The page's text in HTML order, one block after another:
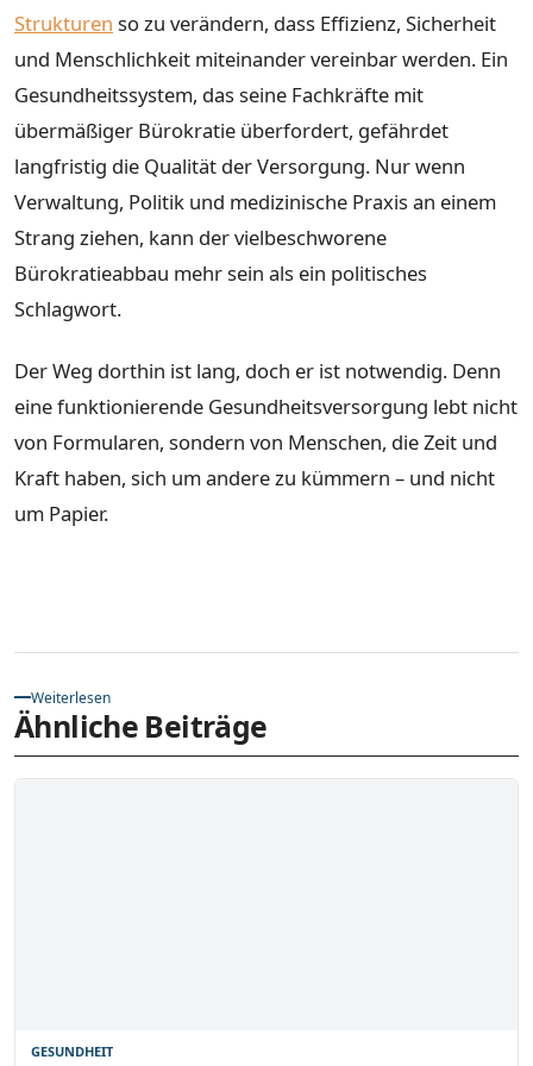
Strukturen so zu verändern, dass Effizienz, Sicherheit
und Menschlichkeit miteinander vereinbar werden. Ein
Gesundheitssystem, das seine Fachkräfte mit
übermäßiger Bürokratie überfordert, gefährdet
langfristig die Qualität der Versorgung. Nur wenn
Verwaltung, Politik und medizinische Praxis an einem
Strang ziehen, kann der vielbeschworene
Bürokratieabbau mehr sein als ein politisches
Schlagwort.
Der Weg dorthin ist lang, doch er ist notwendig. Denn
eine funktionierende Gesundheitsversorgung lebt nicht
von Formularen, sondern von Menschen, die Zeit und
Kraft haben, sich um andere zu kümmern – und nicht
um Papier.
Weiterlesen
Ähnliche Beiträge
GESUNDHEIT